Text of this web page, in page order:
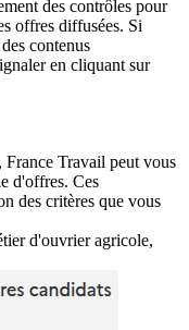
des contrôles pour
offres diffusées. Si
contenus
en cliquant sur
France Travail peut vous
d'offres. Ces
des critères que vous
d'ouvrier agricole,